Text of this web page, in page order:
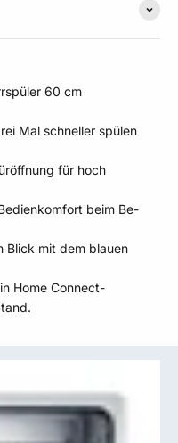
60 cm
Mal schneller spülen
für hoch
beim Be-
Blick mit dem blauen
Home Connect-